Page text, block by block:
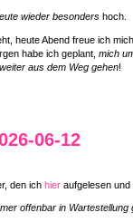
wieder besonders hoch.
heute Abend freue ich
habe ich geplant, mich
aus dem Weg gehen!
06-12
den ich hier aufgelesen und
offenbar in Wartestellung